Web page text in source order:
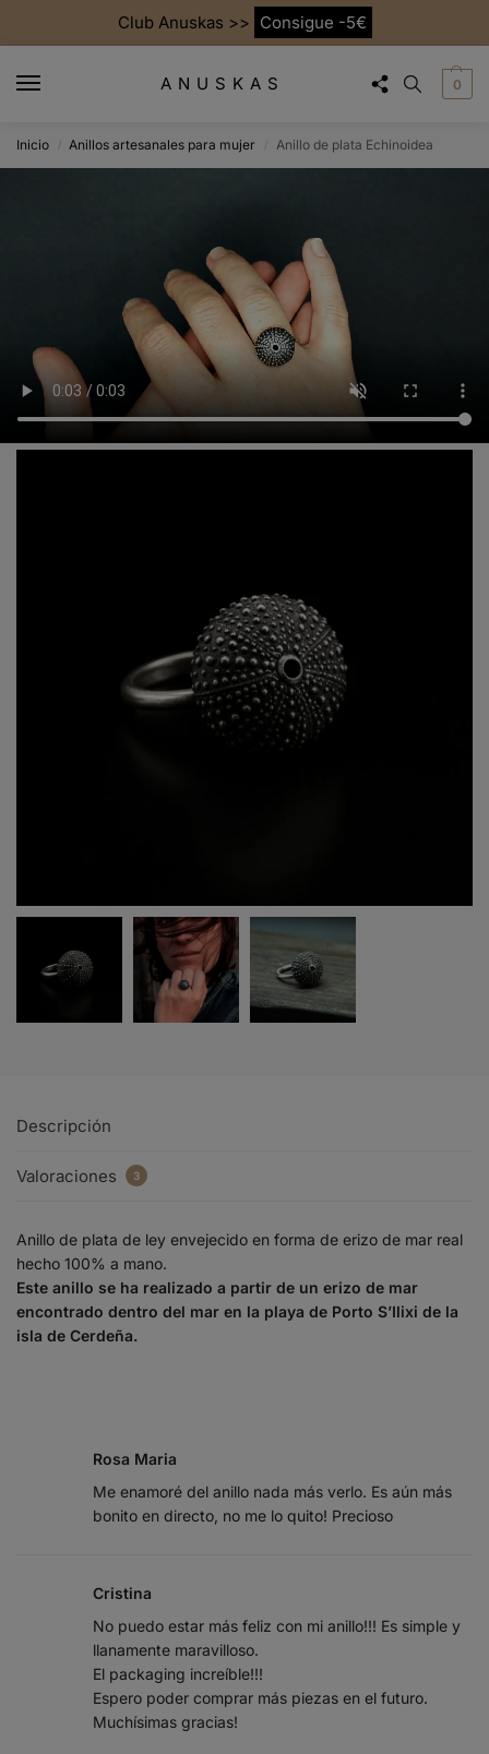
Club Anuskas >> Consigue -5€
ANUSKAS 0
Inicio Anillos artesanales para mujer Anillo de plata Echinoidea
Descripción
Valoraciones 3
Anillo de plata de ley envejecido en forma de erizo de mar real
hecho 100% a mano.
Este anillo se ha realizado a partir de un erizo de mar
encontrado dentro del mar en la playa de Porto S’Ilixi de la
isla de Cerdeña.
Rosa Maria
Me enamoré del anillo nada más verlo. Es aún más
bonito en directo, no me lo quito! Precioso
Cristina
No puedo estar más feliz con mi anillo!!! Es simple y
llanamente maravilloso.
El packaging increíble!!!
Espero poder comprar más piezas en el futuro.
Muchísimas gracias!